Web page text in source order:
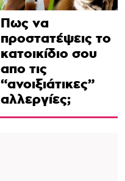
Πως να
προστατέψεις το
κατοικίδιο σου
απο τις
“ανοιξιάτικες”
αλλεργίες;